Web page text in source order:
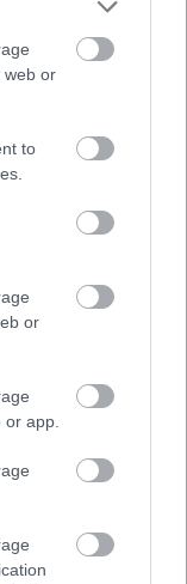
web or
to
or
app.
14.900Ft,
a